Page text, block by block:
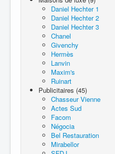
Daniel Hechter 1
Daniel Hechter 2
Daniel Hechter 3
Chanel
Givenchy
Hermès
Lanvin
Maxim's
Ruinart
Publicitaires (45)
Chasseur Vienne
Actes Sud
Facom
Négocia
Bel Restauration
Mirabellor